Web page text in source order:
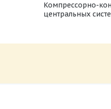
Компрессорно-
центральных
Размер: